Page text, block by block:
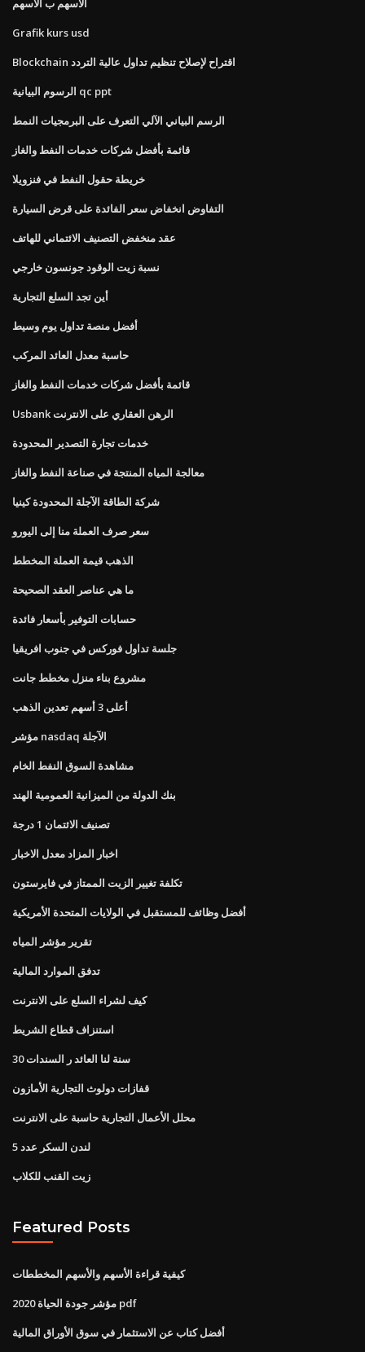
الأسهم ب الأسهم
Grafik kurs usd
Blockchain اقتراح لإصلاح تنظيم تداول عالية التردد
الرسوم البيانية qc ppt
الرسم البياني الآلي التعرف على البرمجيات النمط
قائمة بأفضل شركات خدمات النفط والغاز
خريطة حقول النفط في فنزويلا
التفاوض انخفاض سعر الفائدة على قرض السيارة
عقد منخفض التصنيف الائتماني للهاتف
نسبة زيت الوقود جونسون خارجي
أين تجد السلع التجارية
أفضل منصة تداول يوم وسيط
حاسبة معدل العائد المركب
قائمة بأفضل شركات خدمات النفط والغاز
Usbank الرهن العقاري على الانترنت
خدمات تجارة التصدير المحدودة
معالجة المياه المنتجة في صناعة النفط والغاز
شركة الطاقة الآجلة المحدودة كينيا
سعر صرف العملة منا إلى اليورو
الذهب قيمة العملة المخطط
ما هي عناصر العقد الصحيحة
حسابات التوفير بأسعار فائدة
جلسة تداول فوركس في جنوب افريقيا
مشروع بناء منزل مخطط جانت
أعلى 3 أسهم تعدين الذهب
مؤشر nasdaq الآجلة
مشاهدة السوق النفط الخام
بنك الدولة من الميزانية العمومية الهند
تصنيف الائتمان 1 درجة
اخبار المزاد معدل الاخبار
تكلفة تغيير الزيت الممتاز في فايرستون
أفضل وظائف للمستقبل في الولايات المتحدة الأمريكية
تقرير مؤشر المياه
تدفق الموارد المالية
كيف لشراء السلع على الانترنت
استنزاف قطاع الشريط
30 سنة لنا العائد ر السندات
قفازات دولوث التجارية الأمازون
محلل الأعمال التجارية حاسبة على الانترنت
لندن السكر عدد 5
زيت القنب للكلاب
Featured Posts
كيفية قراءة الأسهم والأسهم المخططات
مؤشر جودة الحياة 2020 pdf
أفضل كتاب عن الاستثمار في سوق الأوراق المالية